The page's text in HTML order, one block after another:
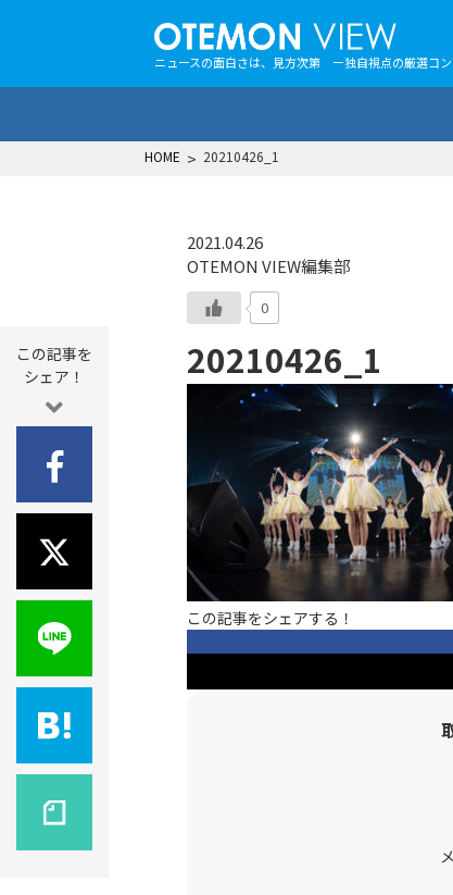
ニュースの面白さは、見方次第 ー独自視点の厳選コ
HOME > 20210426_1
2021.04.26
OTEMON VIEW編集部
0
20210426_1
この記事をシェアする！
この記事を
シェア！